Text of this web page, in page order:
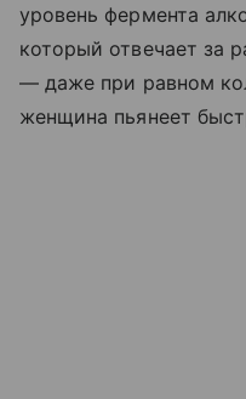
уровень фермента
который отвечает за
— даже при равном
женщина пьянеет